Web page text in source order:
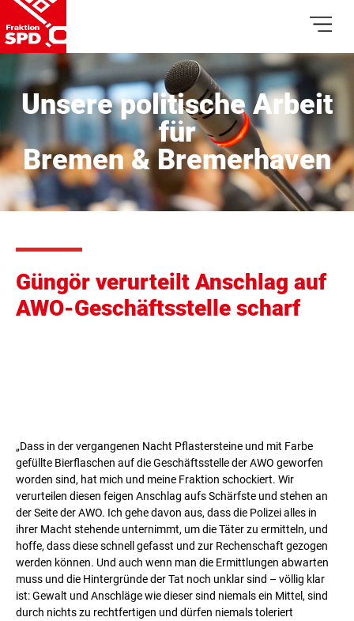
Unsere politische Arbeit
für
Bremen & Bremerhaven
Güngör verurteilt Anschlag auf
AWO-Geschäftsstelle scharf
„Dass in der vergangenen Nacht Pflastersteine und mit Farbe
gefüllte Bierflaschen auf die Geschäftsstelle der AWO geworfen
worden sind, hat mich und meine Fraktion schockiert. Wir
verurteilen diesen feigen Anschlag aufs Schärfste und stehen an
der Seite der AWO. Ich gehe davon aus, dass die Polizei alles in
ihrer Macht stehende unternimmt, um die Täter zu ermitteln, und
hoffe, dass diese schnell gefasst und zur Rechenschaft gezogen
werden können. Und auch wenn man die Ermittlungen abwarten
muss und die Hintergründe der Tat noch unklar sind – völlig klar
ist: Gewalt und Anschläge wie dieser sind niemals ein Mittel, sind
durch nichts zu rechtfertigen und dürfen niemals toleriert